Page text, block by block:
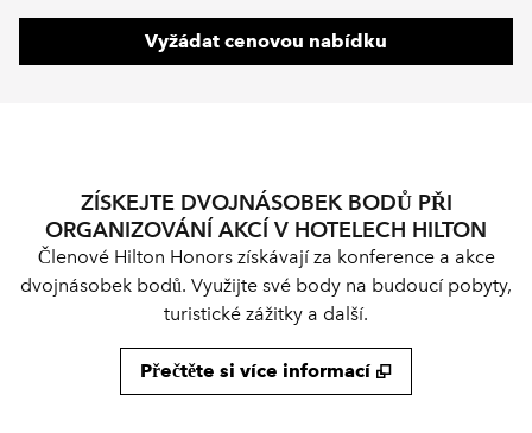
Vyžádat cenovou nabídku
ZÍSKEJTE DVOJNÁSOBEK BODŮ PŘI
ORGANIZOVÁNÍ AKCÍ V HOTELECH HILTON
Členové Hilton Honors získávají za konference a akce
dvojnásobek bodů. Využijte své body na budoucí pobyty,
turistické zážitky a další.
Přečtěte si více informací